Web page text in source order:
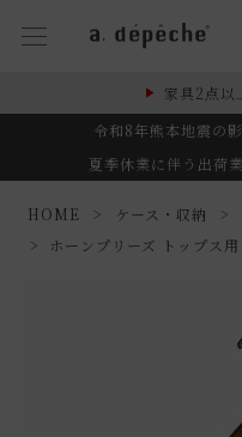
家具2点以
令和8年熊本地震の
夏季休業に伴う出荷
HOME ケース・収納
ホーンプリーズ トップス